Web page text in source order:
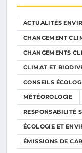
ACTUALITÉS
CHANGEMENT
CHANGEMENTS
CLIMAT ET
CONSEILS
MÉTÉOROLOGIE
RESPONSABILITÉ
ÉCOLOGIE ET
ÉMISSIONS DE